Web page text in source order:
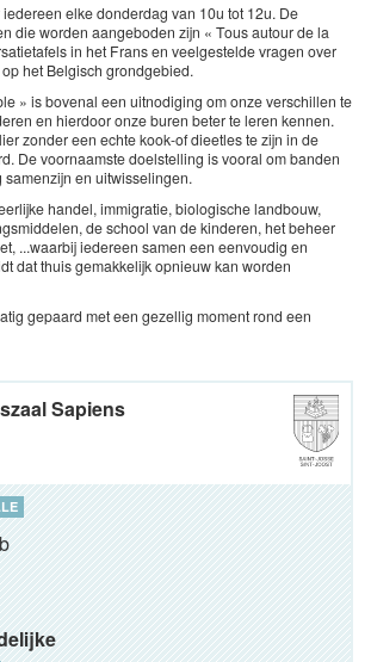
elke donderdag van 10u tot 12u. De
die worden aangeboden zijn « Tous autour de la
in het Frans en veelgestelde vragen over
het Belgisch grondgebied.
» is bovenal een uitnodiging om onze verschillen te
en hierdoor onze buren beter te leren kennen.
zonder een echte kook-of dieetles te zijn in de
De voornaamste doelstelling is vooral om banden
en uitwisselingen.
handel, immigratie, biologische landbouw,
de school van de kinderen, het beheer
...waarbij iedereen samen een eenvoudig en
dat thuis gemakkelijk opnieuw kan worden
gepaard met een gezellig moment rond een
Sapiens